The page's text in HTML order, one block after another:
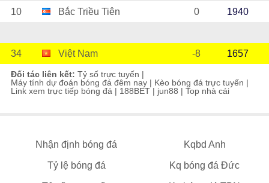
10 Bắc Triều Tiên 0 1940
34 Việt Nam -8 1657
Đối tác liên kết: Tỷ số trực tuyến |
Máy tính dự đoán bóng đá đêm nay | Kèo bóng đá trực tuyến |
Link xem trực tiếp bóng đá | 188BET | jun88 | Top nhà cái
Nhận định bóng đá Kqbd Anh
Tỷ lệ bóng đá Kq bóng đá Đức